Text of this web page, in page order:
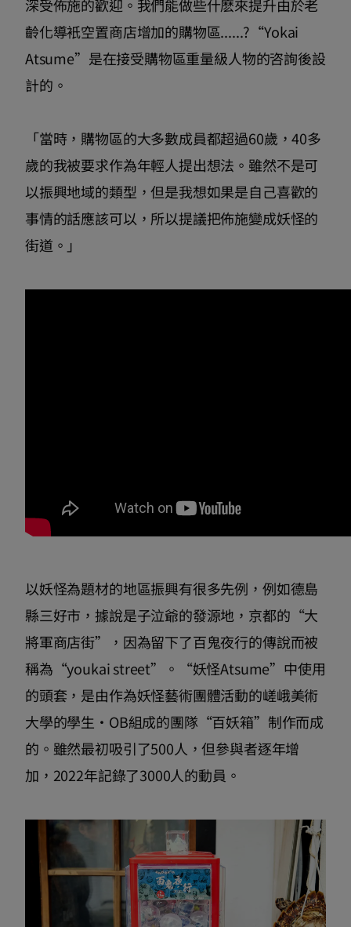
深受佈施的歡迎。我們能做些什麽來提升由於老
齡化導衹空置商店增加的購物區......?“Yokai
Atsume”是在接受購物區重量級人物的咨詢後設
計的。
「當時，購物區的大多數成員都超過60歲，40多
歲的我被要求作為年輕人提出想法。雖然不是可
以振興地域的類型，但是我想如果是自己喜歡的
事情的話應該可以，所以提議把佈施變成妖怪的
街道。」
以妖怪為題材的地區振興有很多先例，例如德島
縣三好市，據說是子泣爺的發源地，京都的“大
將軍商店街”，因為留下了百鬼夜行的傳說而被
稱為“youkai street”。“妖怪Atsume”中使用
的頭套，是由作為妖怪藝術團體活動的嵯峨美術
大學的學生·OB組成的團隊“百妖箱”制作而成
的。雖然最初吸引了500人，但參與者逐年增
加，2022年記錄了3000人的動員。